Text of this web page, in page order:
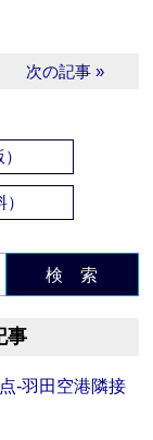
次の記事 »
検 索
事
‐羽田空港隣接